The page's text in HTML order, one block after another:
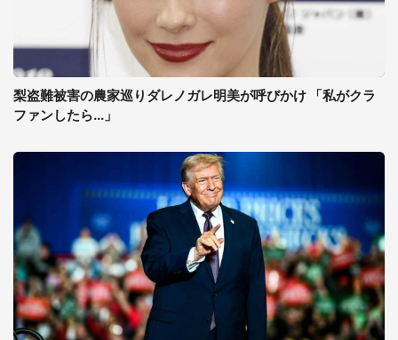
梨盗難被害の農家巡りダレノガレ明美が呼びかけ 「私がクラ
ファンしたら...」